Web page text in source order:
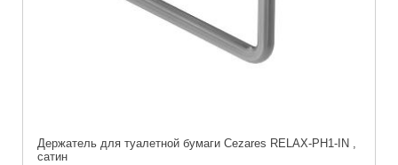
Держатель для туалетной бумаги Cezares RELAX-PH1-IN ,
сатин